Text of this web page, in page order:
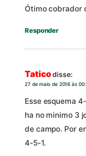
Ótimo cobrador
Responder
Taticodisse:
27 de maio de 2016 às
Esse esquema
ha no minimo 3
de campo. Por
4-5-1.